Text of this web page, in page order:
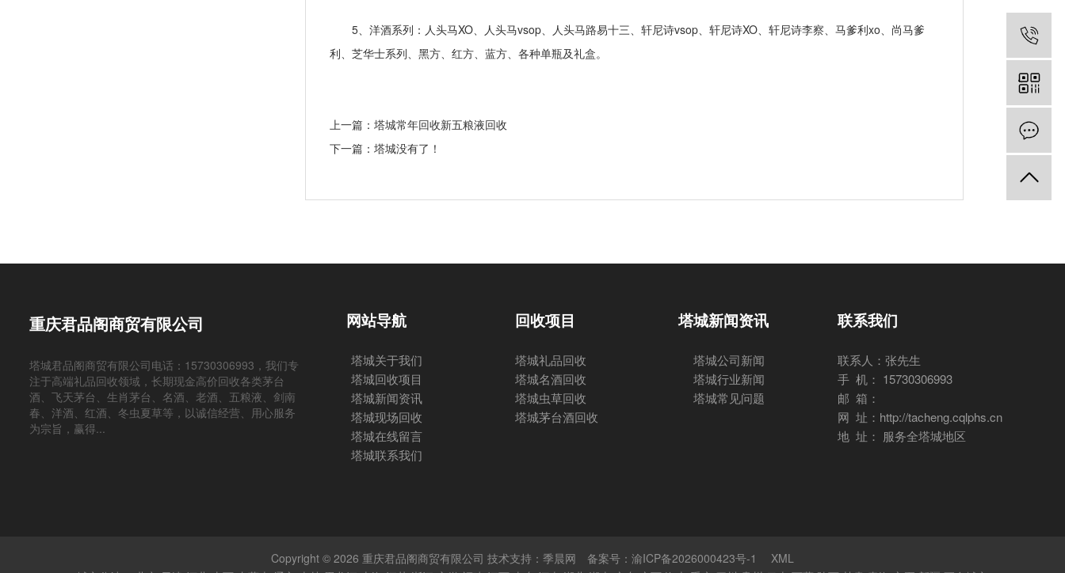
5、洋酒系列：人头马XO、人头马vsop、人头马路易十三、轩尼诗vsop、轩尼诗XO、轩尼诗李察、马爹利xo、尚马爹
利、芝华士系列、黑方、红方、蓝方、各种单瓶及礼盒。
上一篇：塔城常年回收新五粮液回收
下一篇：塔城没有了！
重庆君品阁商贸有限公司
塔城君品阁商贸有限公司电话：15730306993，我们专
注于高端礼品回收领域，长期现金高价回收各类茅台
酒、飞天茅台、生肖茅台、名酒、老酒、五粮液、剑南
春、洋酒、红酒、冬虫夏草等，以诚信经营、用心服务
为宗旨，赢得...
网站导航
塔城关于我们
塔城回收项目
塔城新闻资讯
塔城现场回收
塔城在线留言
塔城联系我们
回收项目
塔城礼品回收
塔城名酒回收
塔城虫草回收
塔城茅台酒回收
塔城新闻资讯
塔城公司新闻
塔城行业新闻
塔城常见问题
联系我们
联系人：张先生
手 机： 15730306993
邮 箱：
网 址：http://tacheng.cqlphs.cn
地 址： 服务全塔城地区
Copyright © 2026 重庆君品阁商贸有限公司 技术支持：季晨网 备案号：渝ICP备2026000423号-1
XML